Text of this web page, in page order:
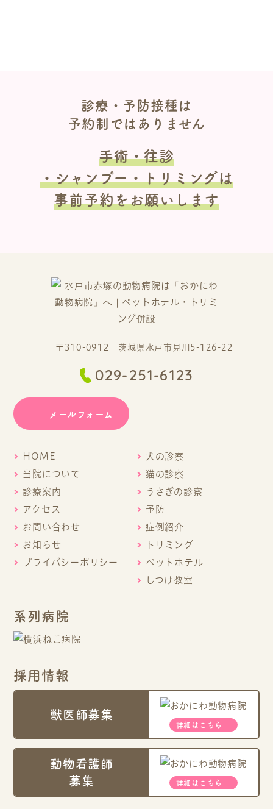
診療・予防接種は
予約制ではありません
手術・往診
・シャンプー・トリミングは
事前予約をお願いします
〒310-0912 茨城県水戸市見川5-126-22
029-251-6123
メールフォーム
HOME
当院について
診療案内
アクセス
お問い合わせ
お知らせ
プライバシーポリシー
犬の診察
猫の診察
うさぎの診察
予防
症例紹介
トリミング
ペットホテル
しつけ教室
系列病院
採用情報
獣医師募集
詳細はこちら
動物看護師
募集
詳細はこちら